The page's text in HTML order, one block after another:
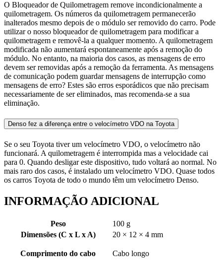
O Bloqueador de Quilometragem remove incondicionalmente a
quilometragem. Os números da quilometragem permanecerão
inalterados mesmo depois de o módulo ser removido do carro. Pode
utilizar o nosso bloqueador de quilometragem para modificar a
quilometragem e removê-la a qualquer momento. A quilometragem
modificada não aumentará espontaneamente após a remoção do
módulo. No entanto, na maioria dos casos, as mensagens de erro
devem ser removidas após a remoção da ferramenta. As mensagens
de comunicação podem guardar mensagens de interrupção como
mensagens de erro? Estes são erros esporádicos que não precisam
necessariamente de ser eliminados, mas recomenda-se a sua
eliminação.
Denso fez a diferença entre o velocímetro VDO na Toyota
Se o seu Toyota tiver um velocímetro VDO, o velocímetro não
funcionará. A quilometragem é interrompida mas a velocidade cai
para 0. Quando desligar este dispositivo, tudo voltará ao normal. No
mais raro dos casos, é instalado um velocímetro VDO. Quase todos
os carros Toyota de todo o mundo têm um velocímetro Denso.
INFORMAÇÃO ADICIONAL
Peso
100 g
Dimensões (C x L x A)
20 × 12 × 4 mm
Comprimento do cabo Cabo longo